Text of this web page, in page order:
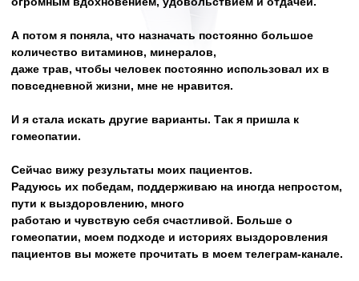
Радуюсь их победам, поддерживаю на иногда непростом,
работаю и чувствую себя счастливой. Больше о
гомеопатии, моем подходе и историях выздоровления
пациентов вы можете прочитать в моем телеграм-канале.
Буду рада стать вашим специалистом на пути к
здоровью»